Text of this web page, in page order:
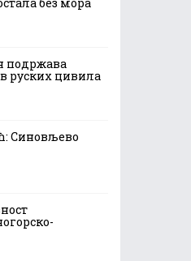
подржава
руских цивила
Синовљево